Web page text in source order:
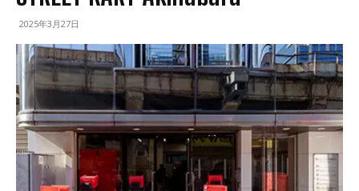
2025年3月27日